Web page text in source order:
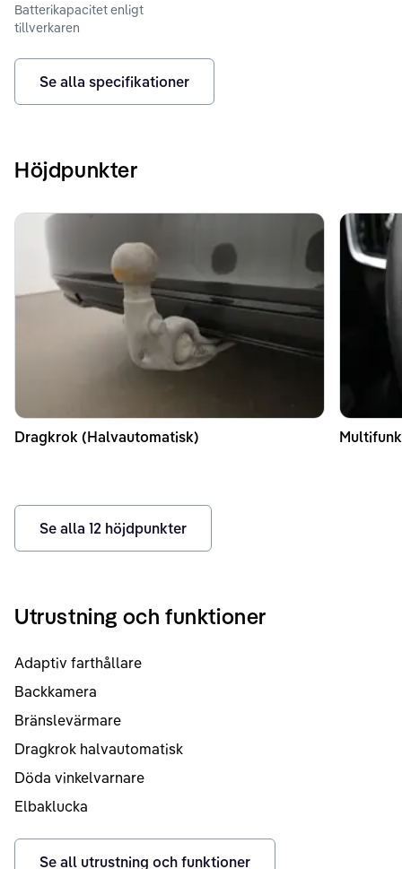
Batterikapacitet enligt
tillverkaren
Se alla specifikationer
Höjdpunkter
Dragkrok (Halvautomatisk)
Se alla 12 höjdpunkter
Utrustning och funktioner
Adaptiv farthållare
Backkamera
Bränslevärmare
Dragkrok halvautomatisk
Döda vinkelvarnare
Elbaklucka
Se all utrustning och funktioner